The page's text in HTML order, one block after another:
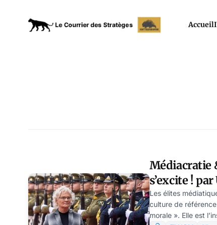
Accueil
Médiacratie
s’excite !
Les élites
culture de
morale ». Elle est